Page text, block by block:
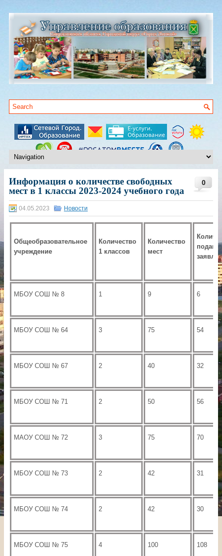
0
Информация о количестве свободных
мест в 1 классы 2023-2024 учебного года
04.05.2023 Новости
Общеобразовательное
учреждение
Количество
1 классов
Количество
мест
МБОУ СОШ № 8 1 9 6
МБОУ СОШ № 64 3 75 54
МБОУ СОШ № 67 2 40 32
МБОУ СОШ № 71 2 50 56
МАОУ СОШ № 72 3 75 70
МБОУ СОШ № 73 2 42 31
МБОУ СОШ № 74 2 42 30
МБОУ СОШ № 75 4 100 108